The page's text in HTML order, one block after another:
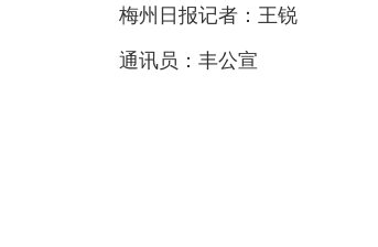
梅州日报记者：王锐
通讯员：丰公宣